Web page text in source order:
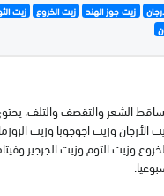
زيت جوز الهند زيت الخروع زيت
وزيت اجوجوبا وزيت
وزيت الثوم وزيت الجرجير